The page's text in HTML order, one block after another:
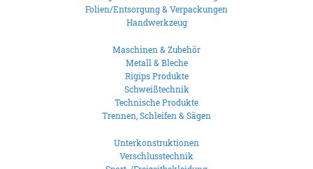
Folien/Entsorgung & Verpackungen
Handwerkzeug
Maschinen & Zubehör
Metall & Bleche
Rigips Produkte
Schweißtechnik
Technische Produkte
Trennen, Schleifen & Sägen
Unterkonstruktionen
Verschlusstechnik